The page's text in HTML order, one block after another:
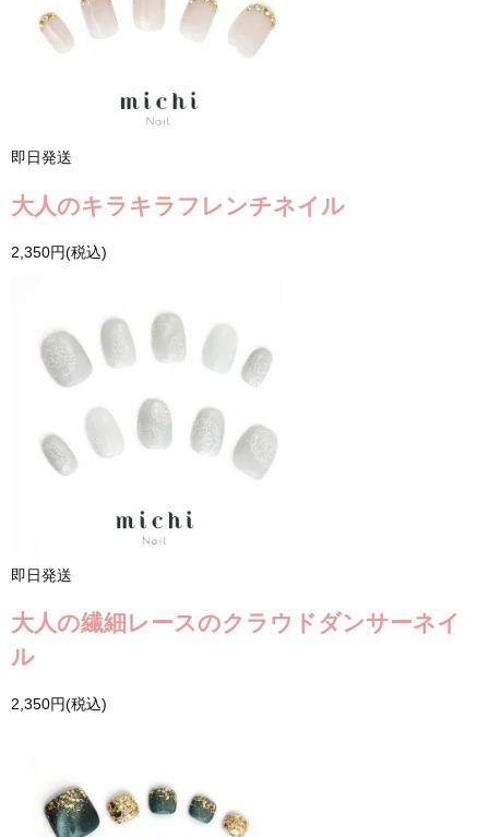
即日発送
大人のキラキラフレンチネイル
2,350円(税込)
即日発送
大人の繊細レースのクラウドダンサーネイ
ル
2,350円(税込)